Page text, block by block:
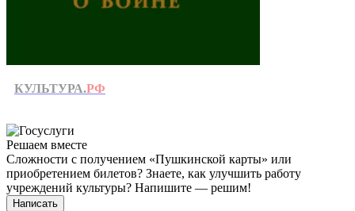
КУЛЬТУРА.РФ
Решаем вместе
Сложности с получением «Пушкинской карты» или
приобретением билетов? Знаете, как улучшить работу
учреждений культуры? Напишите — решим!
Написать